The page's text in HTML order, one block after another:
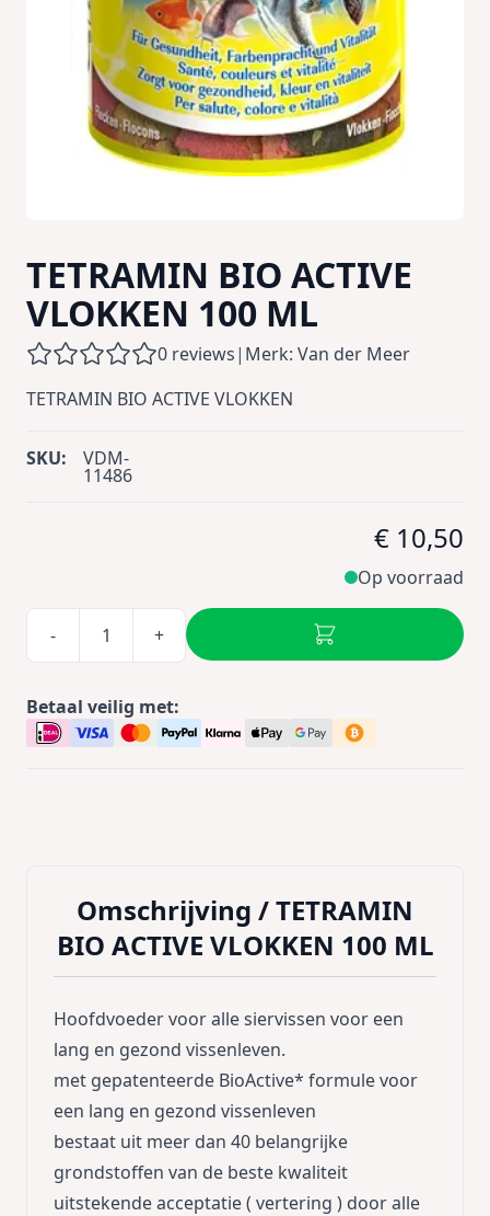
TETRAMIN BIO ACTIVE
VLOKKEN 100 ML
0 reviews| Merk: Van der Meer
TETRAMIN BIO ACTIVE VLOKKEN
SKU: VDM-
11486
€ 10,50
Op voorraad
- +
Betaal veilig met:
Omschrijving /TETRAMIN
BIO ACTIVE VLOKKEN 100 ML
Hoofdvoeder voor alle siervissen voor een
lang en gezond vissenleven.
met gepatenteerde BioActive* formule voor
een lang en gezond vissenleven
bestaat uit meer dan 40 belangrijke
grondstoffen van de beste kwaliteit
uitstekende acceptatie ( vertering ) door alle